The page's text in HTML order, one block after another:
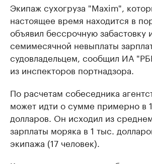
Экипаж сухогруза "Maxim",
настоящее время находится в
объявил бессрочную забастовку
семимесячной невыплаты
судовладельцем, сообщил ИА
из инспекторов портнадзора.
По расчетам собеседника
может идти о сумме примерно в
долларов. Он исходил из
зарплаты моряка в 1 тыс.
экипажа (17 человек).